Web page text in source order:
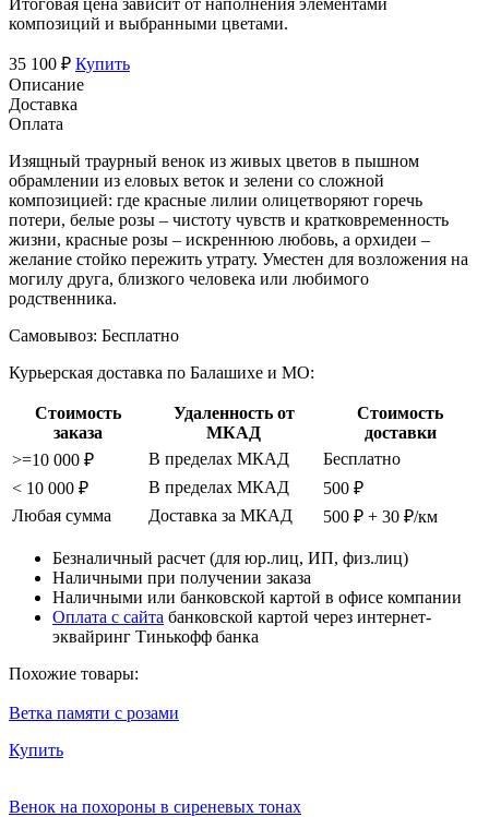
композиций и выбранными цветами.
35 100 ₽ Купить
Описание
Доставка
Оплата
Изящный траурный венок из живых цветов в пышном
обрамлении из еловых веток и зелени со сложной
композицией: где красные лилии олицетворяют горечь
потери, белые розы – чистоту чувств и кратковременность
жизни, красные розы – искреннюю любовь, а орхидеи –
желание стойко пережить утрату. Уместен для возложения на
могилу друга, близкого человека или любимого
родственника.
Самовывоз: Бесплатно
Курьерская доставка по Балашихе и МО:
Стоимость
заказа
Удаленность от
МКАД
Стоимость
доставки
>=10 000 ₽
В пределах МКАД
Бесплатно
< 10 000 ₽
В пределах МКАД
500 ₽
Любая сумма
Доставка за МКАД 500 ₽ + 30 ₽/км
Безналичный расчет (для юр.лиц, ИП, физ.лиц)
Наличными при получении заказа
Наличными или банковской картой в офисе компании
Оплата с сайта банковской картой через интернет-
эквайринг Тинькофф банка
Похожие товары:
Ветка памяти с розами
Купить
Венок на похороны в сиреневых тонах